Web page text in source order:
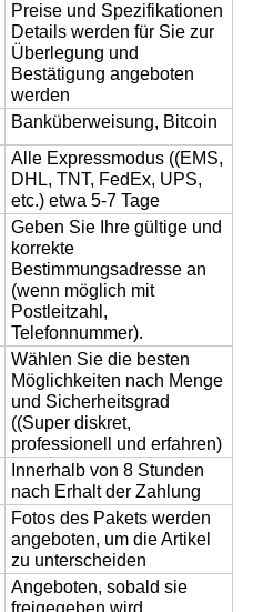
Preise und Spezifikationen
Details werden für Sie zur
Überlegung und
Bestätigung angeboten
werden
Banküberweisung, Bitcoin
Alle Expressmodus ((EMS,
DHL, TNT, FedEx, UPS,
etc.) etwa 5-7 Tage
Geben Sie Ihre gültige und
korrekte
Bestimmungsadresse an
(wenn möglich mit
Postleitzahl,
Telefonnummer).
Wählen Sie die besten
Möglichkeiten nach Menge
und Sicherheitsgrad
((Super diskret,
professionell und erfahren)
Innerhalb von 8 Stunden
nach Erhalt der Zahlung
Fotos des Pakets werden
angeboten, um die Artikel
zu unterscheiden
Angeboten, sobald sie